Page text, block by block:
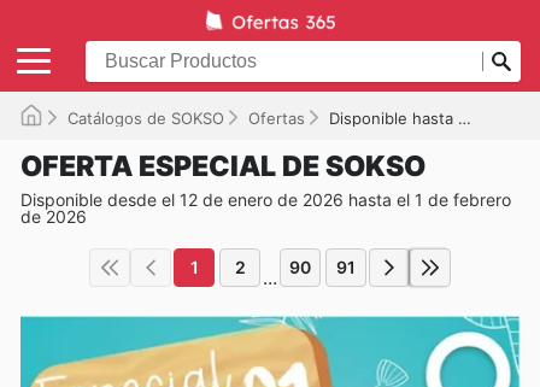
Catálogos de SOKSO Ofertas Disponible hasta el 01/02/2026
OFERTA ESPECIAL DE SOKSO
Disponible desde el 12 de enero de 2026 hasta el 1 de febrero
de 2026
1 2 ... 90 91